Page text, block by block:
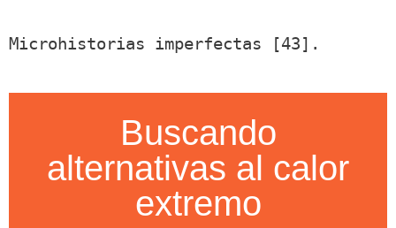
Microhistorias imperfectas [43].
Buscando
alternativas al calor
extremo